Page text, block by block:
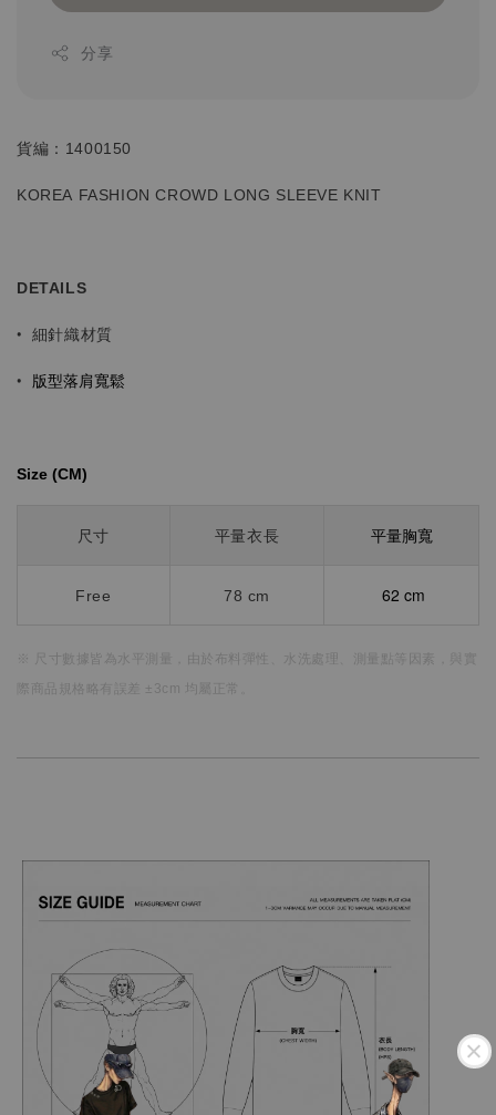
分享
貨編：1400150
KOREA FASHION CROWD LONG SLEEVE KNIT
DETAILS
• 細針織材質
• 版型落肩寬鬆
Size (CM)⁡⁡
尺寸 平量衣長 平量胸寬
Free 78 cm 62 cm
※ 尺寸數據皆為水平測量， 由於布料彈性、水洗處理、測量點等因素，
際商品規格略有誤差 ±3cm 均屬正常。